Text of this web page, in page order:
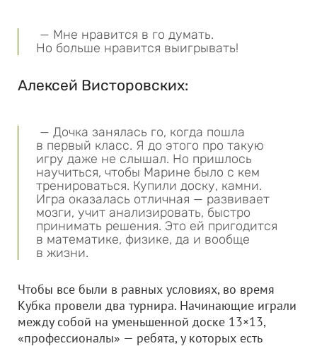
— Мне нравится в го думать.
Но больше нравится выигрывать!
Алексей Висторовских:
— Дочка занялась го, когда пошла
в первый класс. Я до этого про такую
игру даже не слышал. Но пришлось
научиться, чтобы Марине было с кем
тренироваться. Купили доску, камни.
Игра оказалась отличная — развивает
мозги, учит анализировать, быстро
принимать решения. Это ей пригодится
в математике, физике, да и вообще
в жизни.
Чтобы все были в равных условиях, во время
Кубка провели два турнира. Начинающие играли
между собой на уменьшенной доске 13×13,
«профессионалы» — ребята, у которых есть